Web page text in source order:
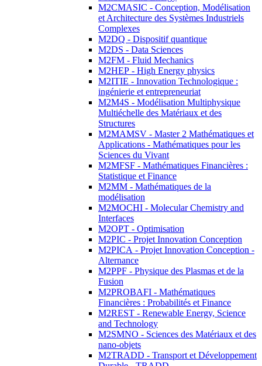
M2CMASIC - Conception, Modélisation
et Architecture des Systèmes Industriels
Complexes
M2DQ - Dispositif quantique
M2DS - Data Sciences
M2FM - Fluid Mechanics
M2HEP - High Energy physics
M2ITIE - Innovation Technologique :
ingénierie et entrepreneuriat
M2M4S - Modélisation Multiphysique
Multiéchelle des Matériaux et des
Structures
M2MAMSV - Master 2 Mathématiques et
Applications - Mathématiques pour les
Sciences du Vivant
M2MFSF - Mathématiques Financières :
Statistique et Finance
M2MM - Mathématiques de la
modélisation
M2MOCHI - Molecular Chemistry and
Interfaces
M2OPT - Optimisation
M2PIC - Projet Innovation Conception
M2PICA - Projet Innovation Conception -
Alternance
M2PPF - Physique des Plasmas et de la
Fusion
M2PROBAFI - Mathématiques
Financières : Probabilités et Finance
M2REST - Renewable Energy, Science
and Technology
M2SMNO - Sciences des Matériaux et des
nano-objets
M2TRADD - Transport et Développement